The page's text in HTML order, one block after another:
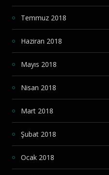
Temmuz 2018
Haziran 2018
Mayıs 2018
Nisan 2018
Mart 2018
Şubat 2018
Ocak 2018